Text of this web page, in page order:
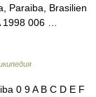
Paraiba, Brasilien
1998 006 …
0 9 A B C D E F